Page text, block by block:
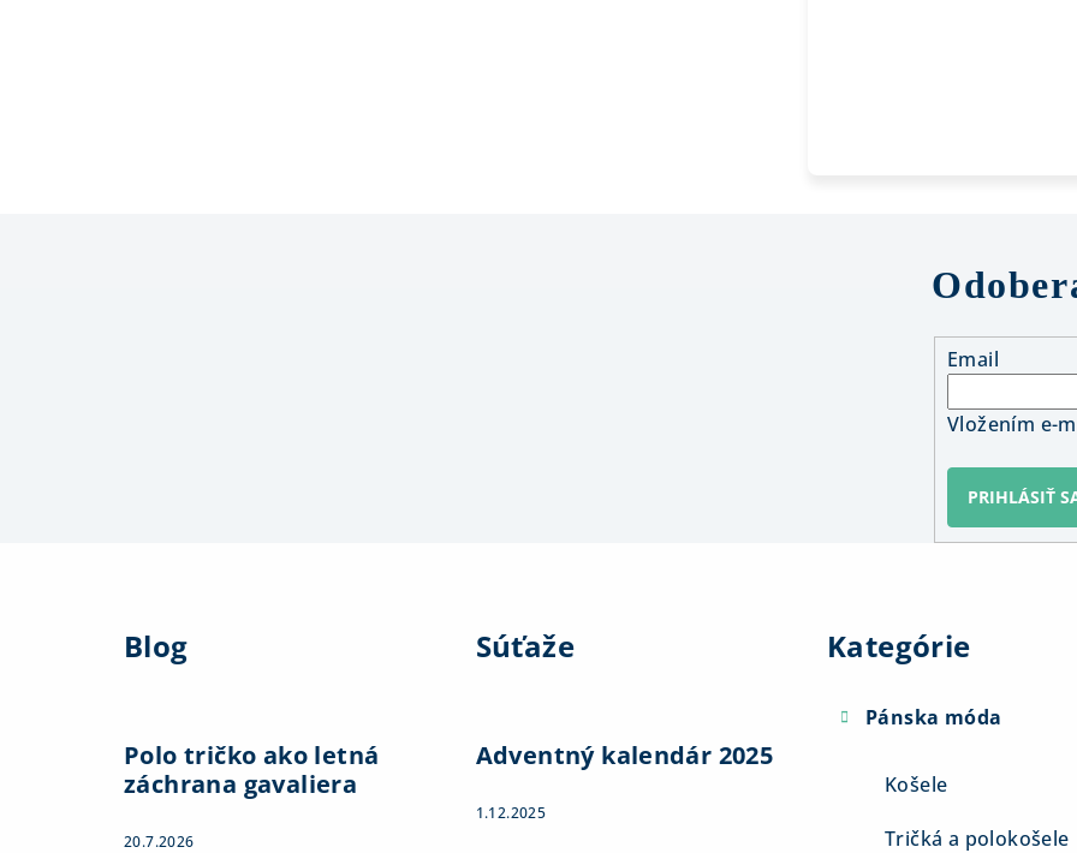
Email
Vložením e-
PRIHLÁSIŤ
Blog
Polo tričko ako letná
záchrana gavaliera
20.7.2026
Súťaže
Adventný kalendár 2025
1.12.2025
Kategórie
Pánska móda
Košele
Tričká a polokošele